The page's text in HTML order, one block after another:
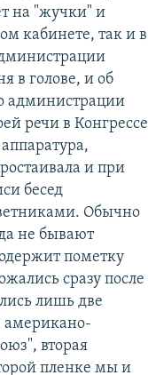
на "жучки" и
кабинете, так и в
в голове, и об
администрации
речи в Конгрессе
и при
бесед
Обычно
не бывают
пометку
сразу после
лишь две
американо-
вторая
пленке мы и